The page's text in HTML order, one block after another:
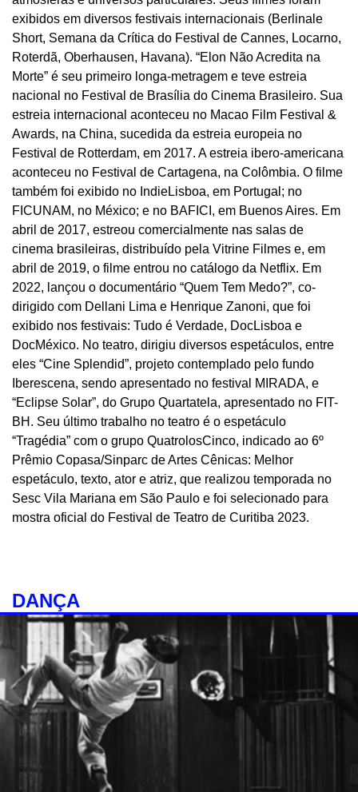
exibidos em diversos festivais internacionais (Berlinale
Short, Semana da Crítica do Festival de Cannes, Locarno,
Roterdã, Oberhausen, Havana). “Elon Não Acredita na
Morte” é seu primeiro longa-metragem e teve estreia
nacional no Festival de Brasília do Cinema Brasileiro. Sua
estreia internacional aconteceu no Macao Film Festival &
Awards, na China, sucedida da estreia europeia no
Festival de Rotterdam, em 2017. A estreia ibero-americana
aconteceu no Festival de Cartagena, na Colômbia. O filme
também foi exibido no IndieLisboa, em Portugal; no
FICUNAM, no México; e no BAFICI, em Buenos Aires. Em
abril de 2017, estreou comercialmente nas salas de
cinema brasileiras, distribuído pela Vitrine Filmes e, em
abril de 2019, o filme entrou no catálogo da Netflix. Em
2022, lançou o documentário “Quem Tem Medo?”, co-
dirigido com Dellani Lima e Henrique Zanoni, que foi
exibido nos festivais: Tudo é Verdade, DocLisboa e
DocMéxico. No teatro, dirigiu diversos espetáculos, entre
eles “Cine Splendid”, projeto contemplado pelo fundo
Iberescena, sendo apresentado no festival MIRADA, e
“Eclipse Solar”, do Grupo Quartatela, apresentado no FIT-
BH. Seu último trabalho no teatro é o espetáculo
“Tragédia” com o grupo QuatrolosCinco, indicado ao 6º
Prêmio Copasa/Sinparc de Artes Cênicas: Melhor
espetáculo, texto, ator e atriz, que realizou temporada no
Sesc Vila Mariana em São Paulo e foi selecionado para
mostra oficial do Festival de Teatro de Curitiba 2023.
DANÇA